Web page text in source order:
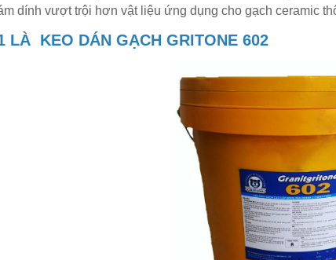
dính vượt trội hơn vật liệu ứng dụng cho gạch ceramic
LÀ KEO DÁN GẠCH GRITONE 602